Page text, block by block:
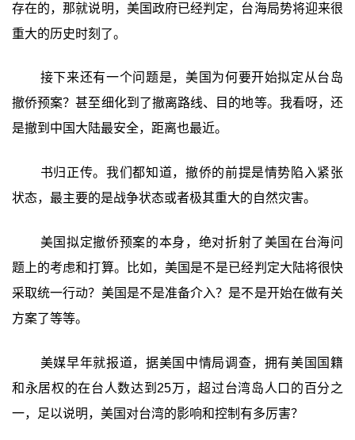
存在的，那就说明，美国政府已经判定，台海局势将迎来很
重大的历史时刻了。
接下来还有一个问题是，美国为何要开始拟定从台岛
撤侨预案？甚至细化到了撤离路线、目的地等。我看呀，还
是撤到中国大陆最安全，距离也最近。
书归正传。我们都知道，撤侨的前提是情势陷入紧张
状态，最主要的是战争状态或者极其重大的自然灾害。
美国拟定撤侨预案的本身，绝对折射了美国在台海问
题上的考虑和打算。比如，美国是不是已经判定大陆将很快
采取统一行动？美国是不是准备介入？是不是开始在做有关
方案了等等。
美媒早年就报道，据美国中情局调查，拥有美国国籍
和永居权的在台人数达到25万，超过台湾岛人口的百分之
一，足以说明，美国对台湾的影响和控制有多厉害？